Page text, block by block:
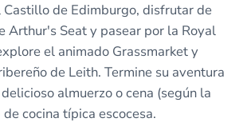
de Edimburgo, disfrutar de
Arthur's Seat y pasear por la Royal
el animado Grassmarket y
de Leith. Termine su aventura
almuerzo o cena (según la
cocina típica escocesa.